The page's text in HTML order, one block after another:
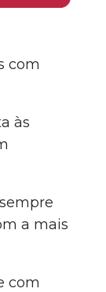
com
às
a mais
com